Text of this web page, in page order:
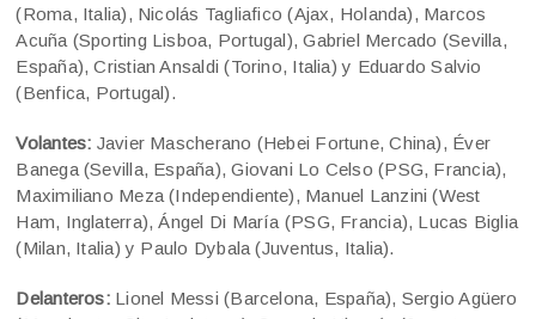
(Roma, Italia), Nicolás Tagliafico (Ajax, Holanda), Marcos
Acuña (Sporting Lisboa, Portugal), Gabriel Mercado (Sevilla,
España), Cristian Ansaldi (Torino, Italia) y Eduardo Salvio
(Benfica, Portugal).
Volantes: Javier Mascherano (Hebei Fortune, China), Éver
Banega (Sevilla, España), Giovani Lo Celso (PSG, Francia),
Maximiliano Meza (Independiente), Manuel Lanzini (West
Ham, Inglaterra), Ángel Di María (PSG, Francia), Lucas Biglia
(Milan, Italia) y Paulo Dybala (Juventus, Italia).
Delanteros: Lionel Messi (Barcelona, España), Sergio Agüero